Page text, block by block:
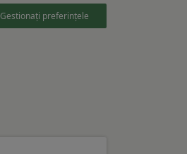
Gestionați preferințele